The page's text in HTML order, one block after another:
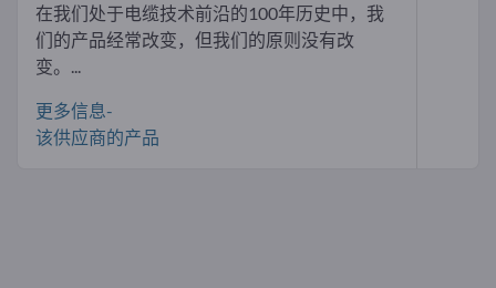
在我们处于电缆技术前沿的100年历史中，我
们的产品经常改变，但我们的原则没有改
变。...
更多信息-
该供应商的产品